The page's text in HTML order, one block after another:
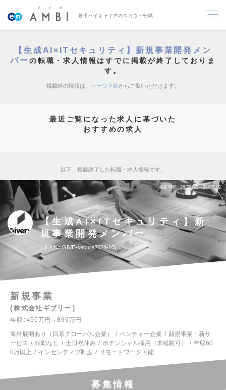
若手ハイキャリアのスカウト転職
【生成AI×ITセキュリティ】新規事業開発メン
バーの転職・求人情報はすでに掲載が終了しておりま
す。
掲載時の情報は、 ページ下部からご覧いただけます。
最近ご覧になった求人に基づいた
おすすめの求人
以下、掲載終了した転職・求人情報です。
掲載期間 26/05/20～26/06/02
【生成AI×ITセキュリティ】新
規事業開発メンバー
求人No.GIVE-secure2024-10
新規事業
株式会社ギブリー
年収
450万円～899万円
海外展開あり（日系グローバル企業）
ベンチャー企業
新規事業・新サ
ービス
転勤なし 土日祝休み ポテンシャル採用（未経験可）
年収60
0万以上
インセンティブ制度 リモートワーク可能
募集情報